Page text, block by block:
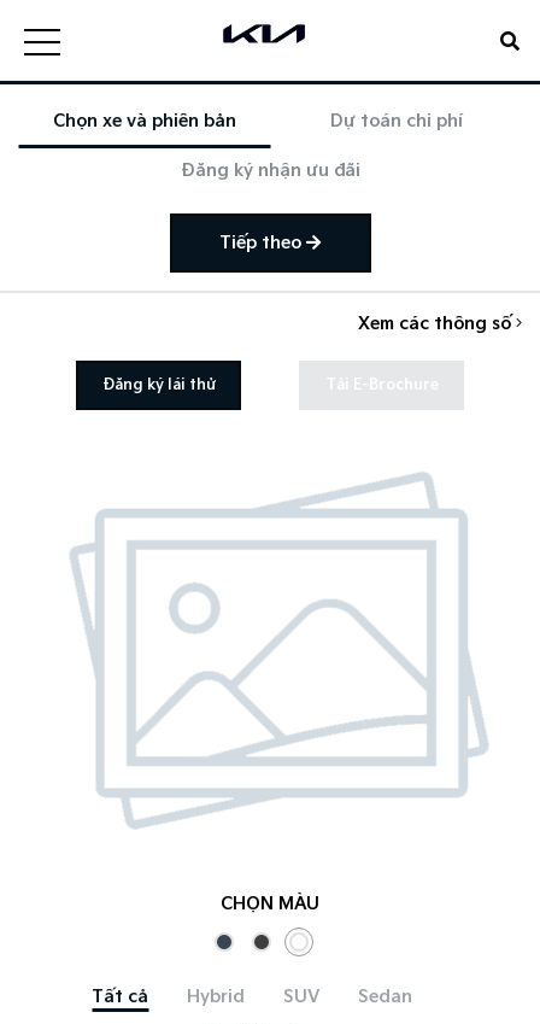
Chọn xe và phiên bản Dự toán chi phí
Đăng ký nhận ưu đãi
Tiếp theo
Xem các thông số
Đăng ký lái thử Tải E-Brochure
CHỌN MÀU
Tất cả Hybrid SUV
Sedan